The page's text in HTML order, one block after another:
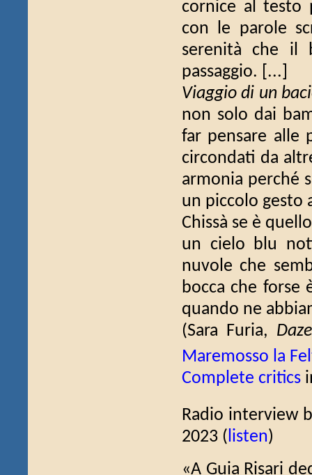
cornice al testo
con le parole
serenità che il
passaggio. [...]
Viaggio di un
non solo dai
far pensare alle
circondati da
armonia perché
un piccolo gesto
Chissà se è
un cielo blu
nuvole che
bocca che forse
quando ne
(Sara Furia,
Maremosso la
Complete critics
Radio interview
2023 ( listen)
«A Guia Risari